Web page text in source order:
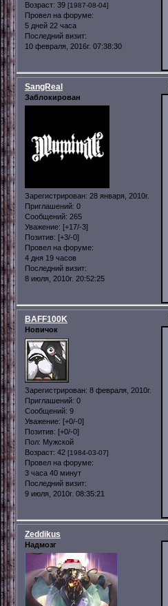
Возраст: 39 [1987-08-04]
Провел на форуме:
5 дней 22 часа
Последний визит:
10 февраля, 2016г. 07:38:30
SangReal
Заблокирован
Зарегистрирован: 28 января, 2010г.
Приглашений: 0
Сообщений: 265
Уважение: [+17/-3]
Позитив: [+3/-0]
Провел на форуме:
4 дня 19 часов
Последний визит:
8 июля, 2010г. 20:52:25
BAFF100K
Новичок
Зарегистрирован: 8 февраля, 2010г.
Приглашений: 0
Сообщений: 9
Уважение: [+0/-0]
Позитив: [+0/-0]
Пол: Мужской
Возраст: 42 [1984-03-07]
Провел на форуме:
3 часа 40 минут
Последний визит:
9 июля, 2010г. 08:35:21
Zeddikus
Надмозг